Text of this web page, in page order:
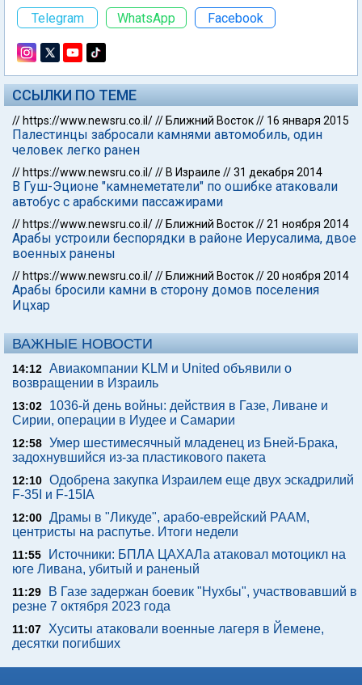
Telegram
WhatsApp Facebook
ССЫЛКИ ПО ТЕМЕ
// https://www.newsru.co.il/// Ближний Восток// 16 января 2015
Палестинцы забросали камнями автомобиль, один
человек легко ранен
// https://www.newsru.co.il/// В Израиле //31 декабря 2014
В Гуш-Эционе "камнеметатели" по ошибке атаковали
автобус с арабскими пассажирами
// https://www.newsru.co.il/// Ближний Восток//21 ноября 2014
Арабы устроили беспорядки в районе Иерусалима, двое
военных ранены
// https://www.newsru.co.il/// Ближний Восток//20 ноября 2014
Арабы бросили камни в сторону домов поселения
Ицхар
ВАЖНЫЕ НОВОСТИ
14:12 Авиакомпании KLM и United объявили о
возвращении в Израиль
13:02
1036-й день войны: действия в Газе, Ливане и
Сирии, операции в Иудее и Самарии
12:58 Умер шестимесячный младенец из Бней-Брака,
задохнувшийся из-за пластикового пакета
12:10 Одобрена закупка Израилем еще двух эскадрилий
F-35I и F-15IA
12:00 Драмы в "Ликуде", арабо-еврейский РААМ,
центристы на распутье. Итоги недели
11:55
Источники: БПЛА ЦАХАЛа атаковал мотоцикл на
юге Ливана, убитый и раненый
11:29
В Газе задержан боевик "Нухбы", участвовавший в
резне 7 октября 2023 года
11:07
Хуситы атаковали военные лагеря в Йемене,
десятки погибших